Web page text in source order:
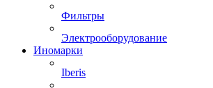
Фильтры
Электрооборудование
Иномарки
Iberis